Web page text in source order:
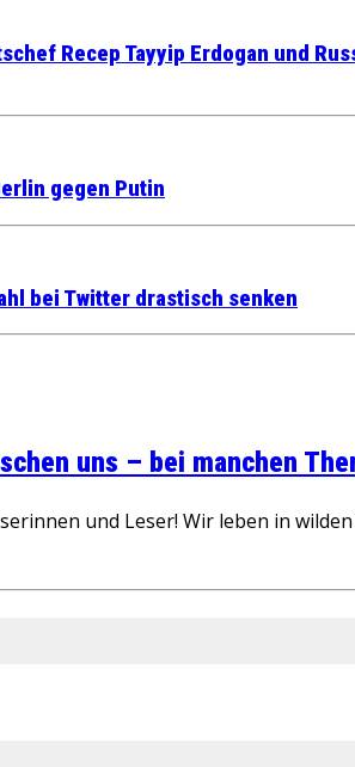
Recep Tayyip Erdogan und
gegen Putin
bei Twitter drastisch senken
uns – bei manchen
und Leser! Wir leben in